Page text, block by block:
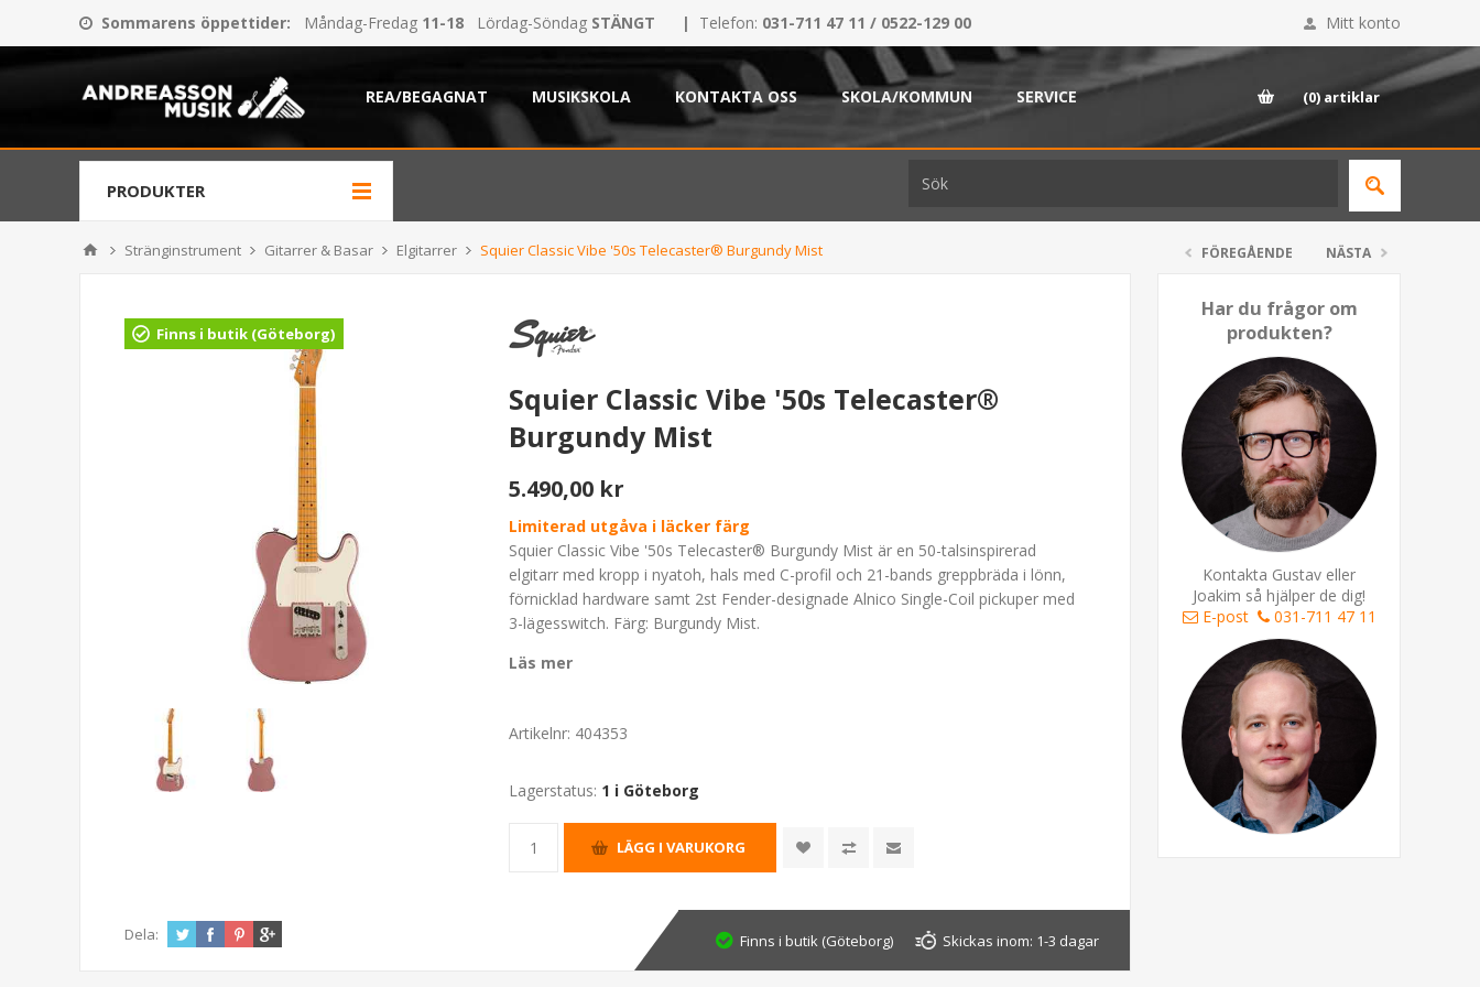
Sommarens öppettider: Måndag-Fredag 11-18 Lördag-Söndag STÄNGT | Telefon: 031-711 47 11 / 0522-129 00 Mitt konto
REA/BEGAGNAT MUSIKSKOLA KONTAKTA OSS SKOLA/KOMMUN SERVICE (0) artiklar
PRODUKTER
Stränginstrument Gitarrer & Basar Elgitarrer Squier Classic Vibe '50s Telecaster® Burgundy Mist FÖREGÅENDE NÄSTA
Har du frågor om
produkten?
Kontakta Gustav eller
Joakim så hjälper de dig!
E-post
031-711 47 11
Finns i butik (Göteborg)
Squier Classic Vibe '50s Telecaster®
Burgundy Mist
5.490,00 kr
Limiterad utgåva i läcker färg
Squier Classic Vibe '50s Telecaster® Burgundy Mist är en 50-talsinspirerad
elgitarr med kropp i nyatoh, hals med C-profil och 21-bands greppbräda i lönn,
förnicklad hardware samt 2st Fender-designade Alnico Single-Coil pickuper med
3-lägesswitch. Färg: Burgundy Mist.
Läs mer
Artikelnr: 404353
Lagerstatus: 1 i Göteborg
Dela: Finns i butik (Göteborg) Skickas inom: 1-3 dagar